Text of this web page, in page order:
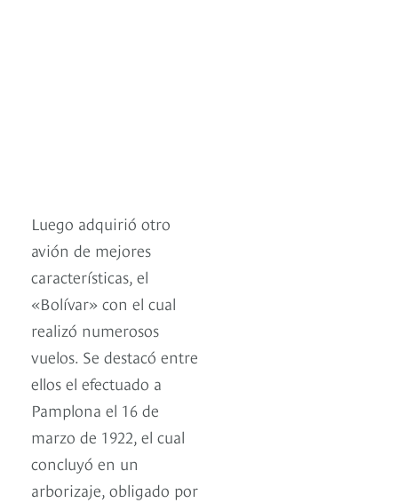
Luego adquirió otro
avión de mejores
características, el
«Bolívar» con el cual
realizó numerosos
vuelos. Se destacó entre
ellos el efectuado a
Pamplona el 16 de
marzo de 1922, el cual
concluyó en un
arborizaje, obligado por